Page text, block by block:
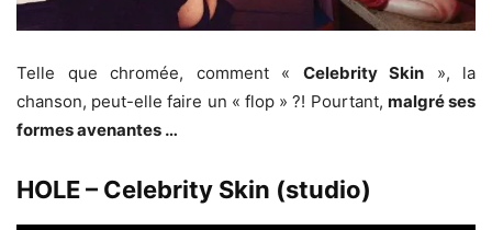
Telle que chromée, comment « Celebrity Skin », la
chanson, peut-elle faire un « flop » ?! Pourtant, malgré ses
formes avenantes …
HOLE – Celebrity Skin (studio)